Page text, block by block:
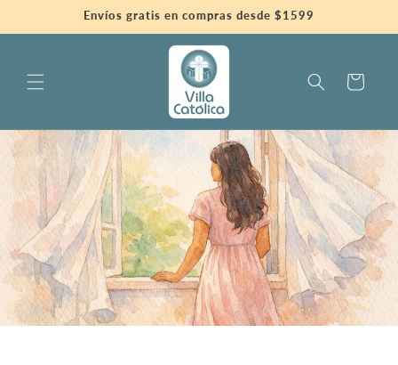
directamente
al contenido
Envíos gratis en compras desde $1599
Carrito